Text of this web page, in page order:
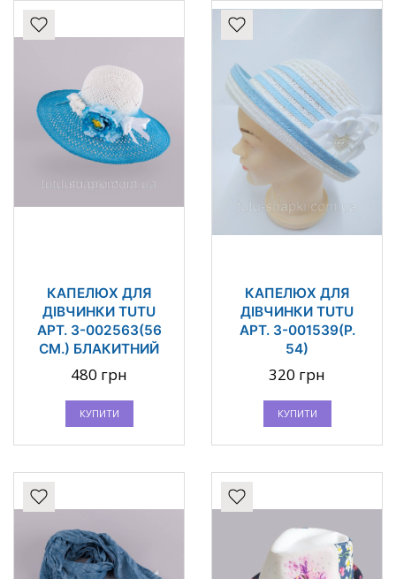
КАПЕЛЮХ ДЛЯ
ДІВЧИНКИ TUTU
АРТ. 3-002563(56
СМ.) БЛАКИТНИЙ
480 грн
КУПИТИ
КАПЕЛЮХ ДЛЯ
ДІВЧИНКИ TUTU
АРТ. 3-001539(Р.
54)
320 грн
КУПИТИ